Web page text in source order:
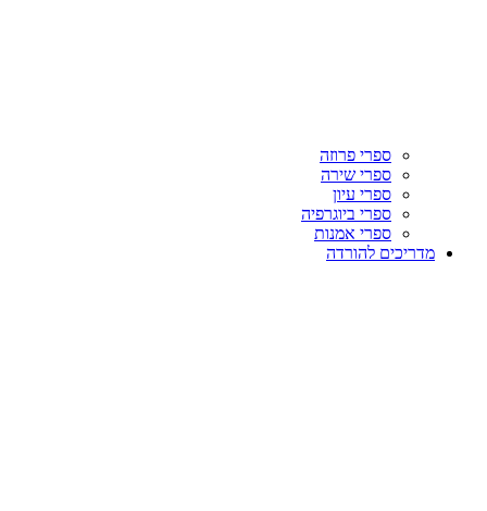
ספרי פרוזה
ספרי שירה
ספרי עיון
ספרי ביוגרפיה
ספרי אמנות
מדריכים להורדה